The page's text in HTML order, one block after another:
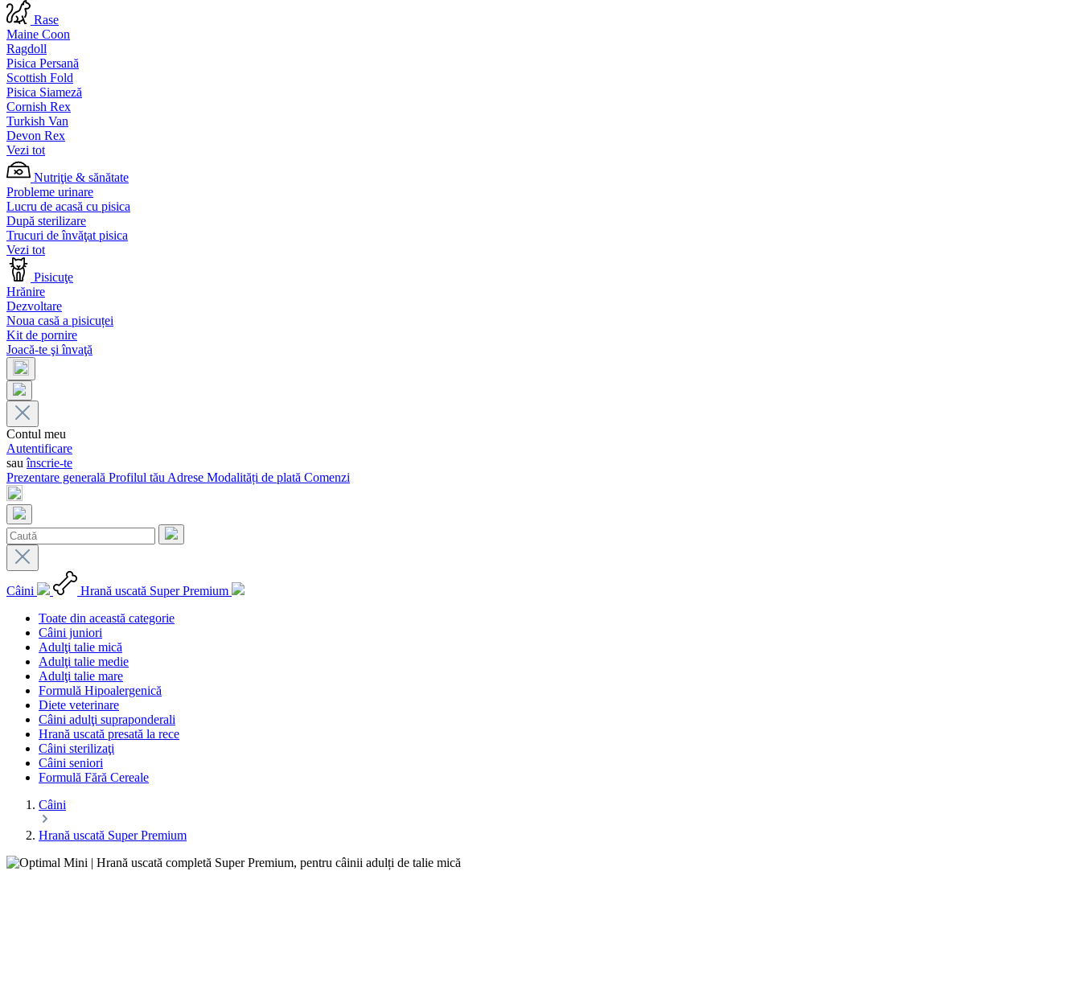
Rase
Maine Coon
Ragdoll
Pisica Persană
Scottish Fold
Pisica Siameză
Cornish Rex
Turkish Van
Devon Rex
Vezi tot
Nutriţie & sănătate
Probleme urinare
Lucru de acasă cu pisica
După sterilizare
Trucuri de învăţat pisica
Vezi tot
Pisicuţe
Hrănire
Dezvoltare
Noua casă a pisicuței
Kit de pornire
Joacă-te şi învaţă
Contul meu
Autentificare
sauînscrie-te
Prezentare generală Profilul tău Adrese Modalități de plată Comenzi
Câini
Hrană uscată Super Premium
Toate din această categorie
Câini juniori
Adulţi talie mică
Adulţi talie medie
Adulţi talie mare
Formulă Hipoalergenică
Diete veterinare
Câini adulţi supraponderali
Hrană uscată presată la rece
Câini sterilizaţi
Câini seniori
Formulă Fără Cereale
Câini
Hrană uscată Super Premium